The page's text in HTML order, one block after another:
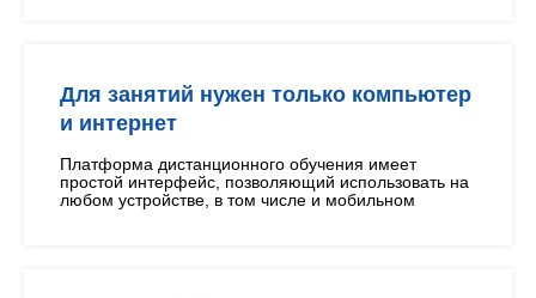
Для занятий нужен только компьютер
и интернет
Платформа дистанционного обучения имеет
простой интерфейс, позволяющий использовать на
любом устройстве, в том числе и мобильном